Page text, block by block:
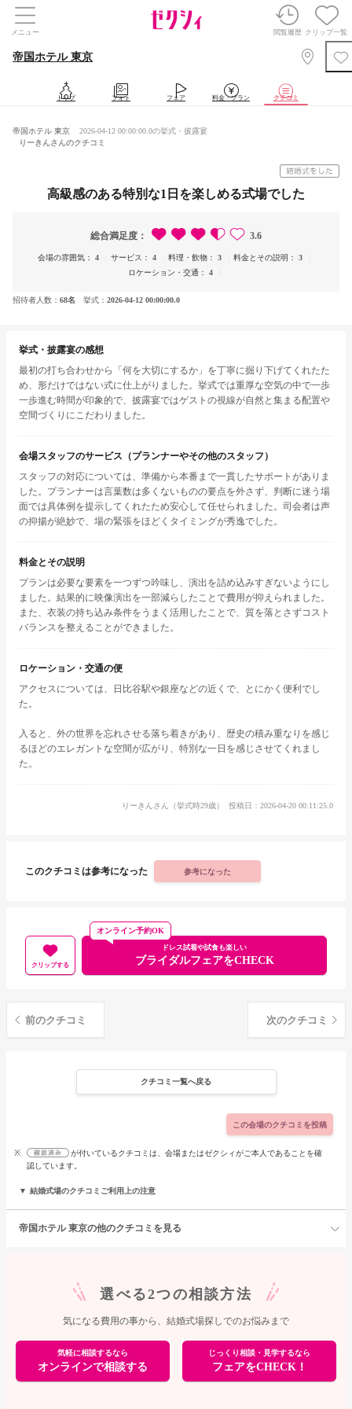
メニュー 閲覧履歴 クリップ一覧
帝国ホテル 東京
トップ フォト フェア 料金・プラン クチコミ
帝国ホテル 東京
2026-04-12 00:00:00.0の挙式・披露宴
りーきんさんのクチコミ
高級感のある特別な1日を楽しめる式場でした
総合満足度 3.6
会場の雰囲気 4 サービス 4 料理・飲物 3 料金とその説明
3
ロケーション・交通
4
招待者人数 68名 挙式 2026-04-12 00:00:00.0
挙式・披露宴の感想
最初の打ち合わせから「何を大切にするか」を丁寧に掘り下げてくれたた
め、形だけではない式に仕上がりました。挙式では重厚な空気の中で一歩
一歩進む時間が印象的で、披露宴ではゲストの視線が自然と集まる配置や
空間づくりにこだわりました。
会場スタッフのサービス（プランナーやその他のスタッフ）
スタッフの対応については、準備から本番まで一貫したサポートがありま
した。プランナーは言葉数は多くないものの要点を外さず、判断に迷う場
面では具体例を提示してくれたため安心して任せられました。司会者は声
の抑揚が絶妙で、場の緊張をほどくタイミングが秀逸でした。
料金とその説明
プランは必要な要素を一つずつ吟味し、演出を詰め込みすぎないようにし
ました。結果的に映像演出を一部減らしたことで費用が抑えられました。
また、衣装の持ち込み条件をうまく活用したことで、質を落とさずコスト
バランスを整えることができました。
ロケーション・交通の便
アクセスについては、日比谷駅や銀座などの近くで、とにかく便利でし
た。
入ると、外の世界を忘れさせる落ち着きがあり、歴史の積み重なりを感じ
るほどのエレガントな空間が広がり、特別な一日を感じさせてくれまし
た。
りーきんさん（挙式時29歳） 投稿日：2026-04-20 00:11:25.0
このクチコミは参考になった 参考になった
クリップする
ドレス試着や試食も楽しい
ブライダルフェアをCHECK
オンライン予約OK
前のクチコミ 次のクチコミ
クチコミ一覧へ戻る
この会場のクチコミを投稿
※
が付いているクチコミは、会場またはゼクシィがご本人であることを確
認しています。
結婚式場のクチコミご利用上の注意
帝国ホテル 東京の他のクチコミを見る
選べる2つの相談方法
気になる費用の事から、結婚式場探しでのお悩みまで
気軽に相談するなら
オンラインで相談する
じっくり相談・見学するなら
フェアをCHECK！